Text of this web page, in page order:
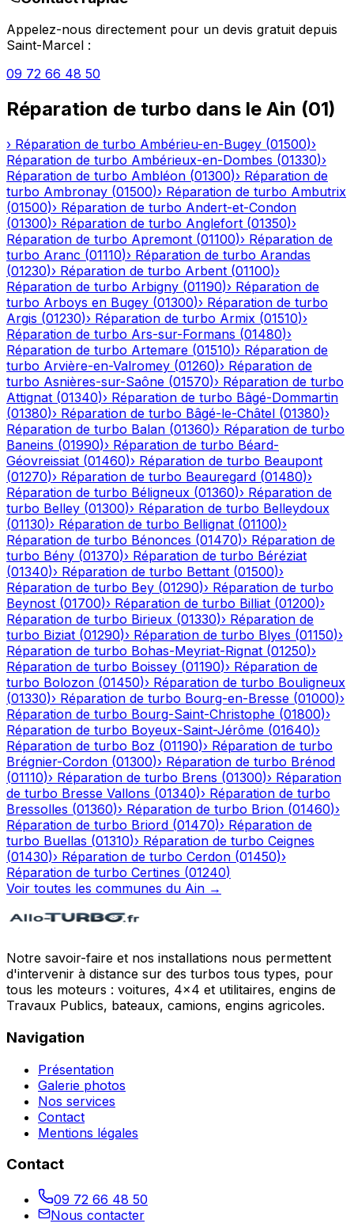
Appelez-nous directement pour un devis gratuit depuis
Saint-Marcel :
09 72 66 48 50
Réparation de turbo dans le Ain (01)
› Réparation de turbo Ambérieu-en-Bugey (01500)›
Réparation de turbo Ambérieux-en-Dombes (01330)›
Réparation de turbo Ambléon (01300)› Réparation de
turbo Ambronay (01500)› Réparation de turbo Ambutrix
(01500)› Réparation de turbo Andert-et-Condon
(01300)› Réparation de turbo Anglefort (01350)›
Réparation de turbo Apremont (01100)› Réparation de
turbo Aranc (01110)› Réparation de turbo Arandas
(01230)› Réparation de turbo Arbent (01100)›
Réparation de turbo Arbigny (01190)› Réparation de
turbo Arboys en Bugey (01300)› Réparation de turbo
Argis (01230)› Réparation de turbo Armix (01510)›
Réparation de turbo Ars-sur-Formans (01480)›
Réparation de turbo Artemare (01510)› Réparation de
turbo Arvière-en-Valromey (01260)› Réparation de
turbo Asnières-sur-Saône (01570)› Réparation de turbo
Attignat (01340)› Réparation de turbo Bâgé-Dommartin
(01380)› Réparation de turbo Bâgé-le-Châtel (01380)›
Réparation de turbo Balan (01360)› Réparation de turbo
Baneins (01990)› Réparation de turbo Béard-
Géovreissiat (01460)› Réparation de turbo Beaupont
(01270)› Réparation de turbo Beauregard (01480)›
Réparation de turbo Béligneux (01360)› Réparation de
turbo Belley (01300)› Réparation de turbo Belleydoux
(01130)› Réparation de turbo Bellignat (01100)›
Réparation de turbo Bénonces (01470)› Réparation de
turbo Bény (01370)› Réparation de turbo Béréziat
(01340)› Réparation de turbo Bettant (01500)›
Réparation de turbo Bey (01290)› Réparation de turbo
Beynost (01700)› Réparation de turbo Billiat (01200)›
Réparation de turbo Birieux (01330)› Réparation de
turbo Biziat (01290)› Réparation de turbo Blyes (01150)›
Réparation de turbo Bohas-Meyriat-Rignat (01250)›
Réparation de turbo Boissey (01190)› Réparation de
turbo Bolozon (01450)› Réparation de turbo Bouligneux
(01330)› Réparation de turbo Bourg-en-Bresse (01000)›
Réparation de turbo Bourg-Saint-Christophe (01800)›
Réparation de turbo Boyeux-Saint-Jérôme (01640)›
Réparation de turbo Boz (01190)› Réparation de turbo
Brégnier-Cordon (01300)› Réparation de turbo Brénod
(01110)› Réparation de turbo Brens (01300)› Réparation
de turbo Bresse Vallons (01340)› Réparation de turbo
Bressolles (01360)› Réparation de turbo Brion (01460)›
Réparation de turbo Briord (01470)› Réparation de
turbo Buellas (01310)› Réparation de turbo Ceignes
(01430)› Réparation de turbo Cerdon (01450)›
Réparation de turbo Certines (01240)
Voir toutes les communes du Ain →
Notre savoir-faire et nos installations nous permettent
d'intervenir à distance sur des turbos tous types, pour
tous les moteurs : voitures, 4x4 et utilitaires, engins de
Travaux Publics, bateaux, camions, engins agricoles.
Navigation
Présentation
Galerie photos
Nos services
Contact
Mentions légales
Contact
09 72 66 48 50
Nous contacter